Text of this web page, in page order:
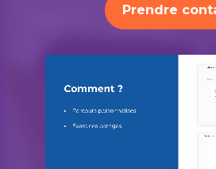
Prendre